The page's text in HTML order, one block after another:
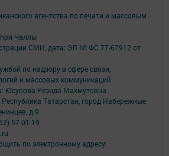
агентства по печати и массовым
Чаллы
СМИ, дата: ЭЛ № ФС 77-67912 от
по надзору в сфере связи,
и массовых коммуникаций
Юсупова Резида Махмутовна
Татарстан, город Набережные
д.9
57-01-19
по электронному адресу: